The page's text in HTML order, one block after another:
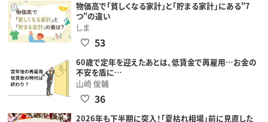
物価高で「貧しくなる家計」と「貯まる家計」にある"7
つ"の違い
しま
53
60歳で定年を迎えたあとは、低賃金で再雇用…お金の
不安を盾に…
山崎 俊輔
36
2026年も下半期に突入！「夏枯れ相場」前に見直した